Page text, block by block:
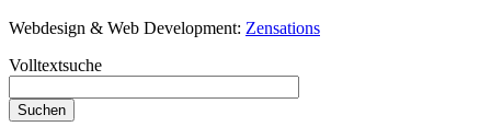
Webdesign & Web Development: Zensations
Volltextsuche